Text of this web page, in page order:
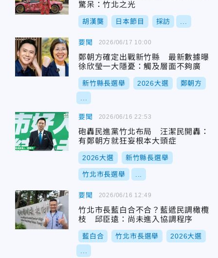
驚呆：竹北之光
胡漢龑 日本節目 採訪
要聞
鄭朝方確定出戰新竹縣 最新數據曝
徐欣瑩一大隱憂：觸及層面不夠廣
新竹縣長選舉 2026大選 鄭朝方
2026/06/17 10:00
要聞
砲轟民進黨竹北布局 汪潔民開轟：
有鄭朝方就狂妄根本大頭症
2026大選 新竹縣長選舉
竹北市長選舉
2026/06/16 22:53
要聞
竹北市長藍白合不合？藍遞民調橄欖
枝 邱臣遠：尚未進入協調程序
藍白合 竹北市長選舉 2026大選
2026/06/16 12:49